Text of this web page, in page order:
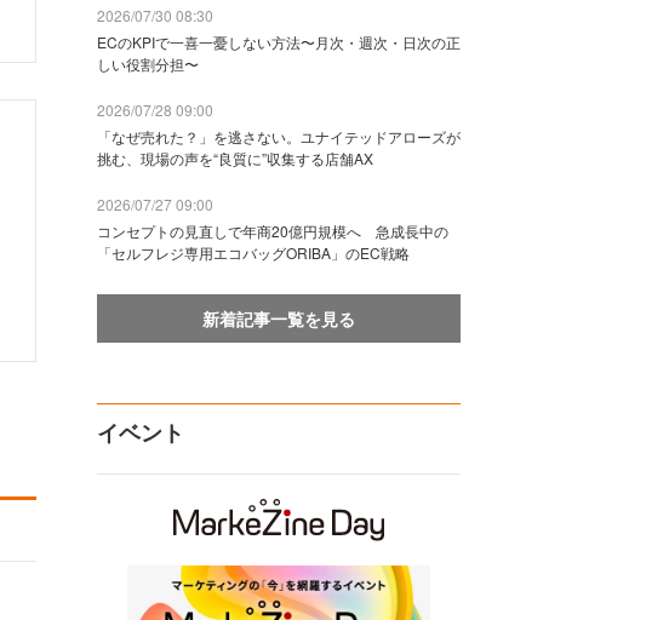
2026/07/30 08:30
ECのKPIで一喜一憂しない方法〜月次・週次・日次の正
しい役割分担〜
2026/07/28 09:00
「なぜ売れた？」を逃さない。ユナイテッドアローズが
挑む、現場の声を“良質に”収集する店舗AX
2026/07/27 09:00
コンセプトの見直しで年商20億円規模へ 急成長中の
「セルフレジ専用エコバッグORIBA」のEC戦略
新着記事一覧を見る
イベント